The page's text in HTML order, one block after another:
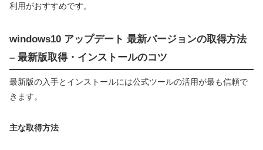
利用がおすすめです。
windows10 アップデート 最新バージョンの取得方法
– 最新版取得・インストールのコツ
最新版の入手とインストールには公式ツールの活用が最も信頼で
きます。
主な取得方法